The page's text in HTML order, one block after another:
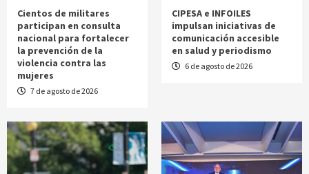
Cientos de militares
participan en consulta
nacional para fortalecer
la prevención de la
violencia contra las
mujeres
7 de agosto de 2026
CIPESA e INFOILES
impulsan iniciativas de
comunicación accesible
en salud y periodismo
6 de agosto de 2026